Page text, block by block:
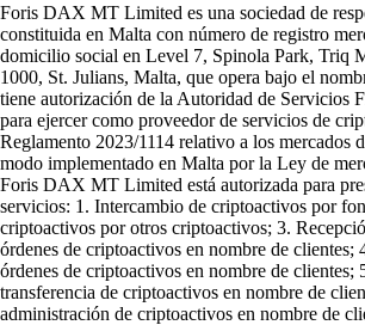
Foris DAX MT Limited es una sociedad de
constituida en Malta con número de registro
domicilio social en Level 7, Spinola Park, Triq
1000, St. Julians, Malta, que opera bajo el
tiene autorización de la Autoridad de Servicios
para ejercer como proveedor de servicios de
Reglamento 2023/1114 relativo a los mercados
modo implementado en Malta por la Ley de
Foris DAX MT Limited está autorizada para
servicios: 1. Intercambio de criptoactivos por
criptoactivos por otros criptoactivos; 3.
órdenes de criptoactivos en nombre de clientes;
órdenes de criptoactivos en nombre de clientes;
transferencia de criptoactivos en nombre de
administración de criptoactivos en nombre de